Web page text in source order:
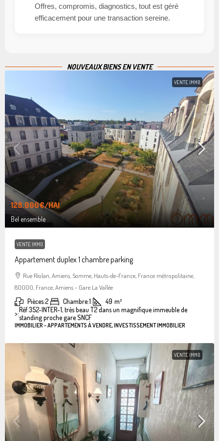
Offres, compromis, diagnostics, tout est géré
efficacement pour une transaction sereine.
NOUVEAUX BIENS EN VENTE
VENTE IMMO
128.000€/HAI
Bel ensemble
VENTE IMMO
Appartement duplex 1 chambre parking
Rue Riolan, Amiens, Somme, Hauts-de-France, France métropolitaine,
80000, France, Amiens - Gare La Vallée
Pièces:2 Chambre:1 49 m²
>:Réf 352-INTER-1, très beau T2 dans un magnifique immeuble de
standing proche gare SNCF
IMMOBILIER - APPARTEMENTS À VENDRE, INVESTISSEMENT IMMOBILIER
VENTE IMMO